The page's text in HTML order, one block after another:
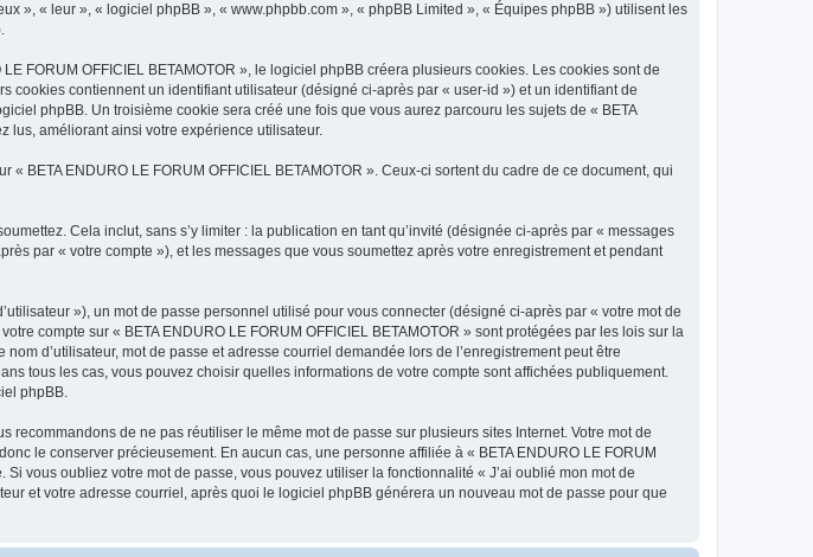
», « leur », « logiciel phpBB », « www.phpbb.com », « phpBB Limited », « Équipes phpBB ») utilisent les
FORUM OFFICIEL BETAMOTOR », le logiciel phpBB créera plusieurs cookies. Les cookies sont de
cookies contiennent un identifiant utilisateur (désigné ci-après par « user-id ») et un identifiant de
phpBB. Un troisième cookie sera créé une fois que vous aurez parcouru les sujets de « BETA
lus, améliorant ainsi votre expérience utilisateur.
BETA ENDURO LE FORUM OFFICIEL BETAMOTOR ». Ceux-ci sortent du cadre de ce document, qui
Cela inclut, sans s’y limiter : la publication en tant qu’invité (désignée ci-après par « messages
par « votre compte »), et les messages que vous soumettez après votre enregistrement et pendant
»), un mot de passe personnel utilisé pour vous connecter (désigné ci-après par « votre mot de
compte sur « BETA ENDURO LE FORUM OFFICIEL BETAMOTOR » sont protégées par les lois sur la
d’utilisateur, mot de passe et adresse courriel demandée lors de l’enregistrement peut être
tous les cas, vous pouvez choisir quelles informations de votre compte sont affichées publiquement.
phpBB.
de ne pas réutiliser le même mot de passe sur plusieurs sites Internet. Votre mot de
le conserver précieusement. En aucun cas, une personne affiliée à « BETA ENDURO LE FORUM
vous oubliez votre mot de passe, vous pouvez utiliser la fonctionnalité « J’ai oublié mon mot de
et votre adresse courriel, après quoi le logiciel phpBB générera un nouveau mot de passe pour que